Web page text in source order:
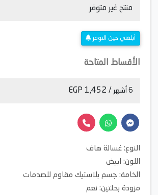
منتج غير متوفر
أبلغني حين التوفر
الأقساط المتاحة
6 أشهر / 1,452 EGP
النوع: غسالة هاف
اللون: ابيض
الخامة: جسم بلاستيك مقاوم للصدمات
مزودة بحلتين: نعم